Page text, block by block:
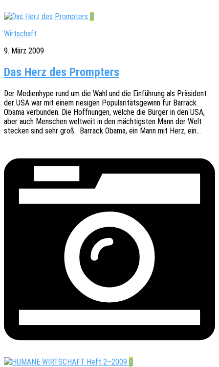
0
Wirtschaft
9. März 2009
Das Herz des Prompters
Der Medi­en­hype rund um die Wahl und die Einfüh­rung als Präsi­dent
der USA war mit einem riesi­gen Popu­la­ri­täts­ge­winn für Barrack
Obama verbun­den. Die Hoff­nun­gen, welche die Bürger in den USA,
aber auch Menschen welt­weit in den mäch­tigs­ten Mann der Welt
stecken sind sehr groß. Barrack Obama, ein Mann mit Herz, ein…
0